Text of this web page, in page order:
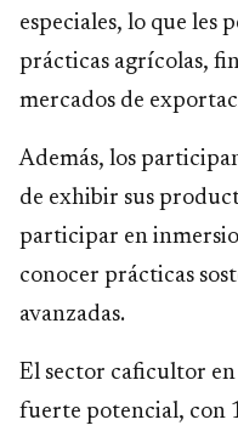
especiales, lo que les
prácticas agrícolas,
mercados de
Además, los
de exhibir sus
participar en
conocer prácticas
avanzadas.
El sector caficultor
fuerte potencial, con